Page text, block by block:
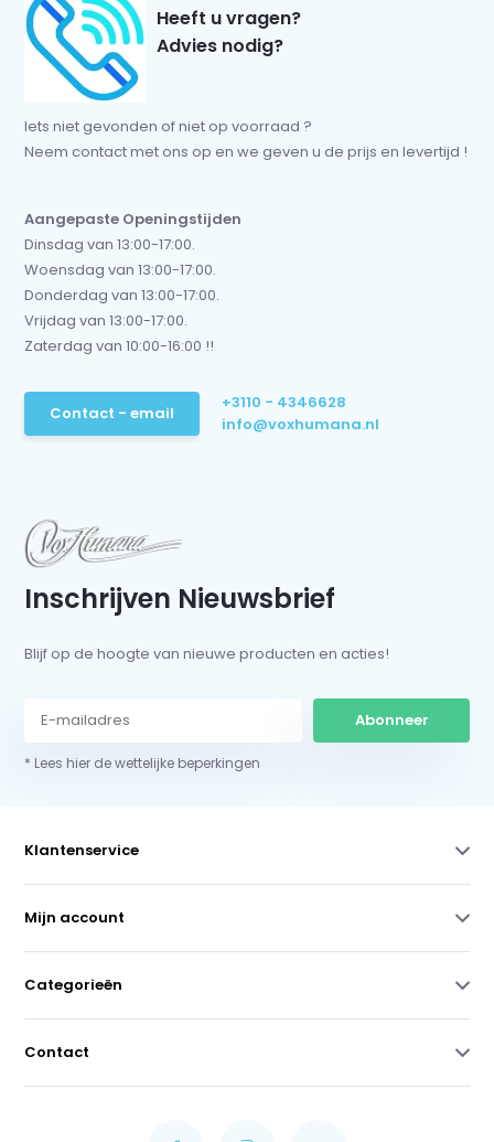
Heeft u vragen?
Advies nodig?
Iets niet gevonden of niet op voorraad ?
Neem contact met ons op en we geven u de prijs en levertijd !
Aangepaste Openingstijden
Dinsdag van 13:00-17:00.
Woensdag van 13:00-17:00.
Donderdag van 13:00-17:00.
Vrijdag van 13:00-17:00.
Zaterdag van 10:00-16:00 !!
Contact - email
+3110 - 4346628
info@voxhumana.nl
Inschrijven Nieuwsbrief
Blijf op de hoogte van nieuwe producten en acties!
Abonneer
* Lees hier de wettelijke beperkingen
Klantenservice
Mijn account
Categorieën
Contact